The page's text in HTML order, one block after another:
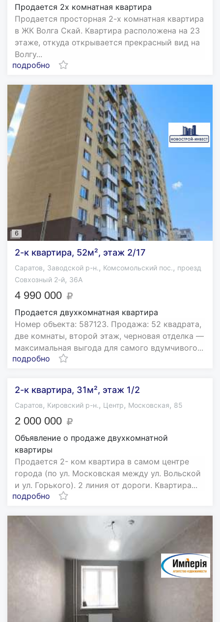
Продается 2х комнатная квартира
Продается просторная 2-х комнатная квартира
в ЖК Волга Скай. Квартира расположена на 23
этаже, откуда открывается прекрасный вид на
Волгу...
подробно
6
2-к квартира, 52м², этаж 2/17
Саратов, Заводской р-н., Комсомольский пос., проезд
Совхозный 2-й, 36А
4 990 000
Продается двухкомнатная квартира
Номер объекта: 587123. Продажа: 52 квадрата,
две комнаты, второй этаж, черновая отделка —
максимальная выгода для самого вдумчивого...
подробно
2-к квартира, 31м², этаж 1/2
Саратов, Кировский р-н., Центр, Московская, 85
2 000 000
Объявление о продаже двухкомнатной
квартиры
Продается 2- ком квартира в самом центре
города (по ул. Московская между ул. Вольской
и ул. Горького). 2 линия от дороги. Квартира...
подробно